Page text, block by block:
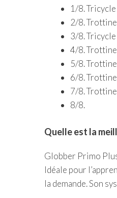
1/8.
2/8.
3/8.
4/8.
5/8.
6/8.
7/8.
8/8.
Quelle est la
Globber Primo
Idéale pour
la demande. Son